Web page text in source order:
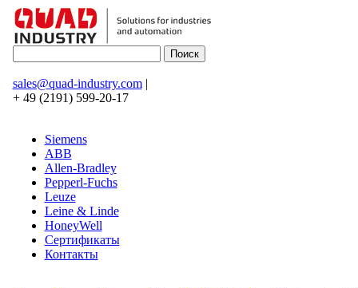
sales@quad-industry.com|
+ 49 (2191) 599-20-17
Siemens
ABB
Allen-Bradley
Pepperl-Fuchs
Leuze
Leine & Linde
HoneyWell
Сертификаты
Контакты